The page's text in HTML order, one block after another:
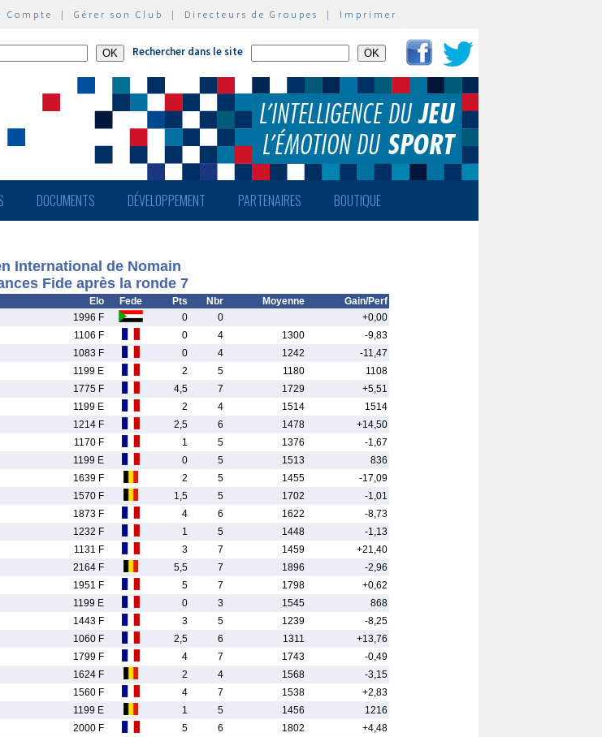
Compte | Gérer son Club | Directeurs de Groupes | Imprimer
Rechercher dans le site
DOCUMENTS DÉVELOPPEMENT PARTENAIRES BOUTIQUE
International de Nomain
Fide après la ronde 7
Elo Fede Pts Nbr Moyenne
Gain/Perf
1996 F 0 0
+0,00
1106 F 0 4 1300
-9,83
1083 F 0 4 1242
-11,47
1199 E 2 5 1180
1108
1775 F 4,5 7 1729
+5,51
1199 E 2 4 1514
1514
1214 F 2,5 6 1478
+14,50
1170 F 1 5 1376
-1,67
1199 E 0 5 1513
836
1639 F 2 5 1455
-17,09
1570 F 1,5 5 1702
-1,01
1873 F 4 6 1622
-8,73
1232 F 1 5 1448
-1,13
1131 F 3 7 1459
+21,40
2164 F 5,5 7 1896
-2,96
1951 F 5 7 1798
+0,62
1199 E 0 3 1545
868
1443 F 3 5 1239
-8,25
1060 F 2,5 6 1311
+13,76
1799 F 4 7 1743
-0,49
1624 F 2 4 1568
-3,15
1560 F 4 7 1538
+2,83
1199 E 1 5 1456
1216
2000 F 5 6 1802
+4,48